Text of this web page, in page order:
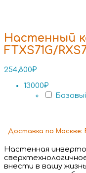
Настенный
FTXS71G/
254,800₽
13000₽
Доставка по Москве:
Настенная
внести в вашу